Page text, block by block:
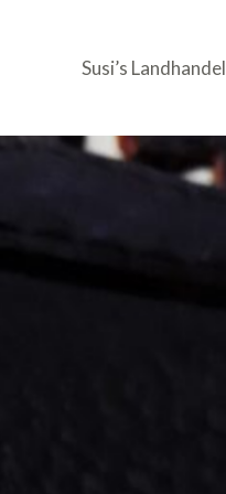
Susi’s Landhandel